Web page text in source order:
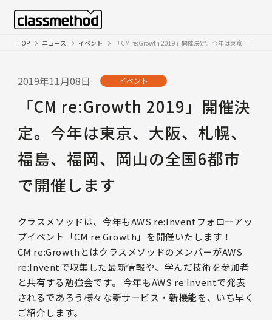
TOP ニュース イベント 「CM re:Growth 2019」開催決定。今年は東京、大阪、札幌、福島、福岡、岡山の全国6都市で開催します
2019年11月08日 イベント
「CM re:Growth 2019」開催決
定。今年は東京、大阪、札幌、
福島、福岡、岡山の全国6都市
で開催します
クラスメソッドは、今年もAWS re:Inventフォローアッ
プイベント「CM re:Growth」を開催いたします！
CM re:GrowthとはクラスメソッドのメンバーがAWS
re:Inventで収集した最新情報や、学んだ技術を参加者
と共有する勉強会です。 今年もAWS re:Inventで発表
されるであろう様々な新サービス・新機能を、いち早く
ご紹介します。